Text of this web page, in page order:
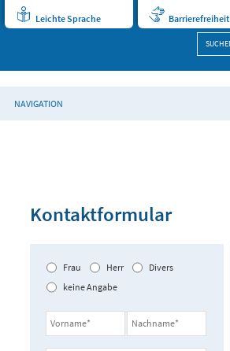
Leichte Sprache Barrierefreiheit
NAVIGATION
Kontaktformular
Frau Herr
Divers
keine Angabe